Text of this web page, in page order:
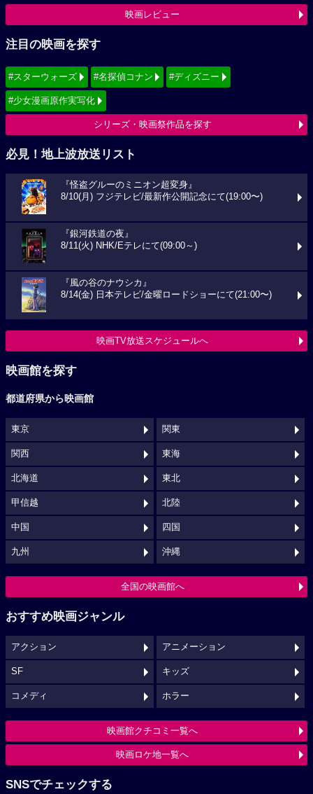
映画レビュー
注目の映画を探す
#スターウォーズ #名探偵コナン #ディズニー
#少女漫画原作実写化
シリーズ・映画祭作品を探す
必見！地上波放送リスト
『怪盗グルーのミニオン超変身』
8/10(月) フジテレビ/最新作公開記念にて(19:00〜)
『銀河鉄道の夜』
8/11(火) NHK/Eテレにて(09:00～)
『風の谷のナウシカ』
8/14(金) 日本テレビ/金曜ロードショーにて(21:00〜)
映画TV放送スケジュールへ
映画館を探す
都道府県から映画館
東京 関東
関西 東海
北海道 東北
甲信越 北陸
中国 四国
九州 沖縄
全国の映画館へ
おすすめ映画ジャンル
アクション アニメーション
SF キッズ
コメディ ホラー
映画館クチコミ一覧へ
映画ロケ地一覧へ
SNSでチェックする